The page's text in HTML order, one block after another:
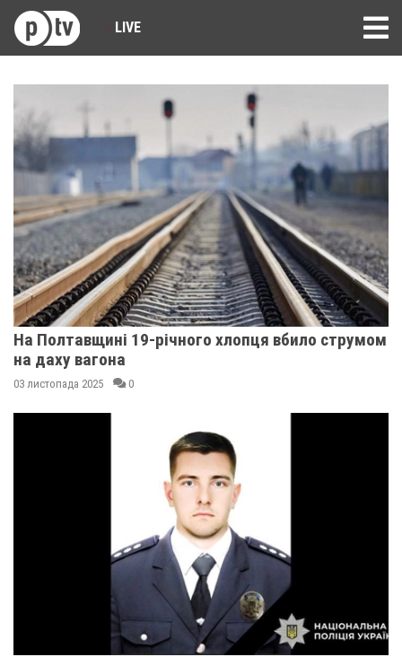
LIVE
На Полтавщині 19-річного хлопця вбило струмом
на даху вагона
03 листопада 2025 0